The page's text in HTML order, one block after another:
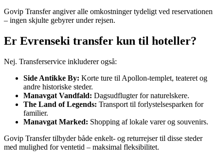
Govip Transfer angiver alle omkostninger tydeligt ved reservationen
– ingen skjulte gebyrer under rejsen.
Er Evrenseki transfer kun til hoteller?
Nej. Transferservice inkluderer også:
Side Antikke By: Korte ture til Apollon-templet, teateret og
andre historiske steder.
Manavgat Vandfald: Dagsudflugter for naturelskere.
The Land of Legends: Transport til forlystelsesparken for
familier.
Manavgat Marked: Shopping af lokale varer og souvenirs.
Govip Transfer tilbyder både enkelt- og returrejser til disse steder
med mulighed for ventetid – maksimal fleksibilitet.